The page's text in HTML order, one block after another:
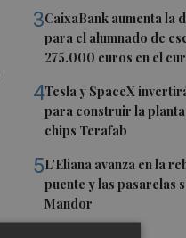
3CaixaBank aumenta la
para el alumnado de
275.000 euros en el
4Tesla y SpaceX
para construir la
chips Terafab
5L'Eliana avanza en la
puente y las pasarelas
Mandor